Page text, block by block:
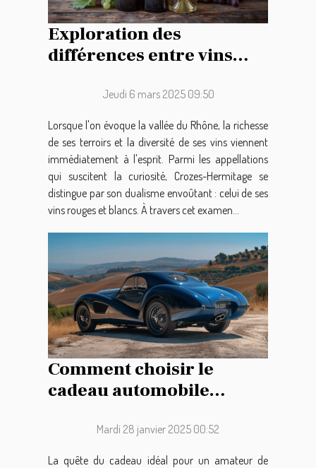
Exploration des
différences entre vins
Crozes-Hermitage
Jeudi 6 mars 2025 09:50
Lorsque l'on évoque la vallée du Rhône, la richesse
de ses terroirs et la diversité de ses vins viennent
immédiatement à l'esprit. Parmi les appellations
qui suscitent la curiosité, Crozes-Hermitage se
distingue par son dualisme envoûtant : celui de ses
vins rouges et blancs. À travers cet examen...
Comment choisir le
cadeau automobile
passionnés de voitures
Mardi 28 janvier 2025 00:52
La quête du cadeau idéal pour un amateur de